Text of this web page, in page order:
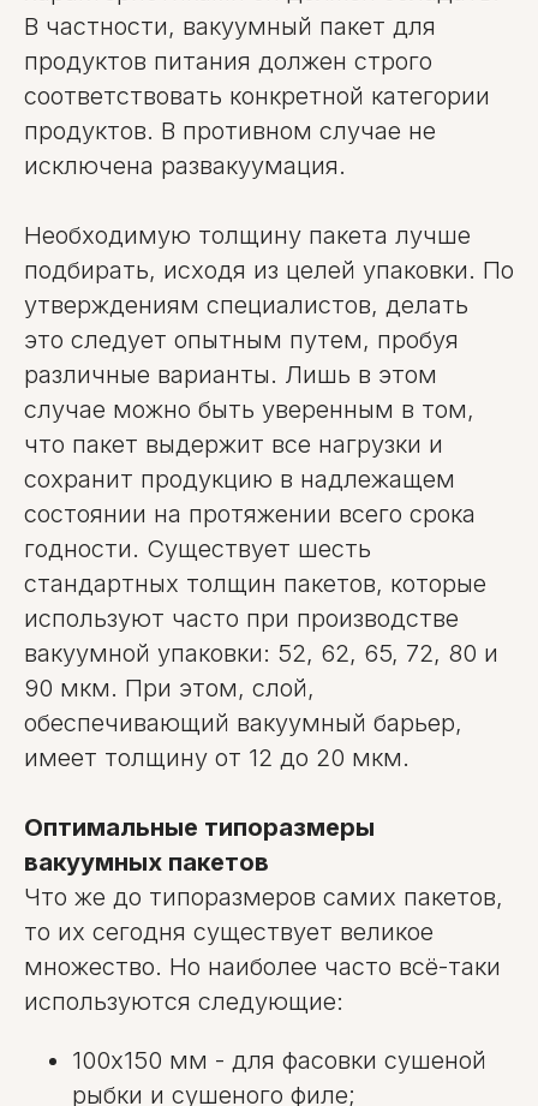
В частности, вакуумный пакет для
продуктов питания должен строго
соответствовать конкретной категории
продуктов. В противном случае не
исключена развакуумация.
Необходимую толщину пакета лучше
подбирать, исходя из целей упаковки. По
утверждениям специалистов, делать
это следует опытным путем, пробуя
различные варианты. Лишь в этом
случае можно быть уверенным в том,
что пакет выдержит все нагрузки и
сохранит продукцию в надлежащем
состоянии на протяжении всего срока
годности. Существует шесть
стандартных толщин пакетов, которые
используют часто при производстве
вакуумной упаковки: 52, 62, 65, 72, 80 и
90 мкм. При этом, слой,
обеспечивающий вакуумный барьер,
имеет толщину от 12 до 20 мкм.
Оптимальные типоразмеры
вакуумных пакетов
Что же до типоразмеров самих пакетов,
то их сегодня существует великое
множество. Но наиболее часто всё-таки
используются следующие:
100х150 мм - для фасовки сушеной
рыбки и сушеного филе;